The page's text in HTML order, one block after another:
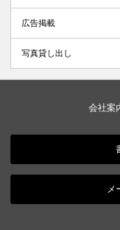
広告掲載
写真貸し出し
会社案
メ